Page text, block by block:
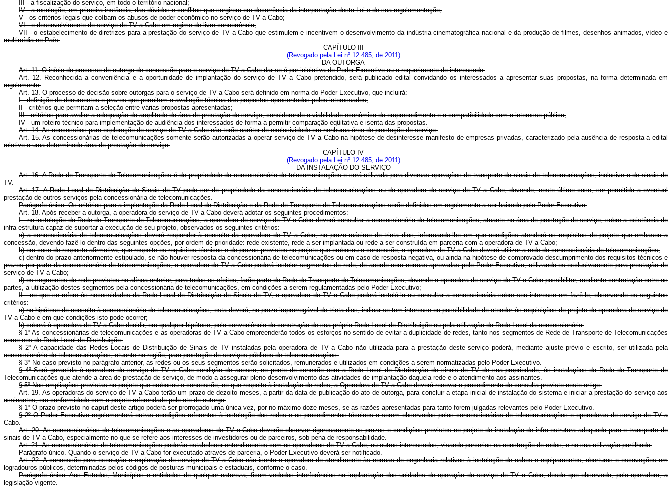
III - a fiscalização do serviço, em todo o território nacional;
IV - a resolução, em primeira instância, das dúvidas e conflitos que surgirem em decorrência da interpretação desta Lei e de sua regulamentação;
V - os critérios legais que coíbam os abusos de poder econômico no serviço de TV a Cabo;
VI - o desenvolvimento do serviço de TV a Cabo em regime de livre concorrência;
VII - o estabelecimento de diretrizes para a prestação do serviço de TV a Cabo que estimulem e incentivem o desenvolvimento da indústria cinematográfica nacional e da produção de filmes, desenhos animados, vídeo e
multimídia no País.
CAPÍTULO III
(Revogado pela Lei nº 12.485, de 2011)
DA OUTORGA
Art. 11. O início do processo de outorga de concessão para o serviço de TV a Cabo dar-se-á por iniciativa do Poder Executivo ou a requerimento do interessado.
Art. 12. Reconhecida a conveniência e a oportunidade de implantação do serviço de TV a Cabo pretendido, será publicado edital convidando os interessados a apresentar suas propostas, na forma determinada em
regulamento.
Art. 13. O processo de decisão sobre outorgas para o serviço de TV a Cabo será definido em norma do Poder Executivo, que incluirá:
I - definição de documentos e prazos que permitam a avaliação técnica das propostas apresentadas pelos interessados;
II - critérios que permitam a seleção entre várias propostas apresentadas;
III - critérios para avaliar a adequação da amplitude da área de prestação do serviço, considerando a viabilidade econômica do empreendimento e a compatibilidade com o interesse público;
IV - um roteiro técnico para implementação de audiência dos interessados de forma a permitir comparação eqüitativa e isenta das propostas.
Art. 14. As concessões para exploração do serviço de TV a Cabo não terão caráter de exclusividade em nenhuma área de prestação do serviço.
Art. 15. As concessionárias de telecomunicações somente serão autorizadas a operar serviço de TV a Cabo na hipótese de desinteresse manifesto de empresas privadas, caracterizado pela ausência de resposta a edital
relativo a uma determinada área de prestação de serviço.
CAPÍTULO IV
(Revogado pela Lei nº 12.485, de 2011)
DA INSTALAÇÃO DO SERVIÇO
Art. 16. A Rede de Transporte de Telecomunicações é de propriedade da concessionária de telecomunicações e será utilizada para diversas operações de transporte de sinais de telecomunicações, inclusive o de sinais de
TV.
Art. 17. A Rede Local de Distribuição de Sinais de TV pode ser de propriedade da concessionária de telecomunicações ou da operadora de serviço de TV a Cabo, devendo, neste último caso, ser permitida a eventual
prestação de outros serviços pela concessionária de telecomunicações.
Parágrafo único. Os critérios para a implantação da Rede Local de Distribuição e da Rede de Transporte de Telecomunicações serão definidos em regulamento a ser baixado pelo Poder Executivo.
Art. 18. Após receber a outorga, a operadora do serviço de TV a Cabo deverá adotar os seguintes procedimentos:
I - na instalação da Rede de Transporte de Telecomunicações, a operadora do serviço de TV a Cabo deverá consultar a concessionária de telecomunicações, atuante na área de prestação do serviço, sobre a existência de
infra-estrutura capaz de suportar a execução de seu projeto, observados os seguintes critérios:
a) a concessionária de telecomunicações deverá responder à consulta da operadora de TV a Cabo, no prazo máximo de trinta dias, informando-lhe em que condições atenderá os requisitos do projeto que embasou a
concessão, devendo fazê-lo dentro das seguintes opções, por ordem de prioridade: rede existente, rede a ser implantada ou rede a ser construída em parceria com a operadora de TV a Cabo;
b) em caso de resposta afirmativa, que respeite os requisitos técnicos e de prazos previstos no projeto que embasou a concessão, a operadora de TV a Cabo deverá utilizar a rede da concessionária de telecomunicações;
c) dentro do prazo anteriormente estipulado, se não houver resposta da concessionária de telecomunicações ou em caso de resposta negativa, ou ainda na hipótese de comprovado descumprimento dos requisitos técnicos e
prazos por parte da concessionária de telecomunicações, a operadora de TV a Cabo poderá instalar segmentos de rede, de acordo com normas aprovadas pelo Poder Executivo, utilizando-os exclusivamente para prestação do
serviço de TV a Cabo;
d) os segmentos de rede previstos na alínea anterior, para todos os efeitos, farão parte da Rede de Transporte de Telecomunicações, devendo a operadora do serviço de TV a Cabo possibilitar, mediante contratação entre as
partes, a utilização destes segmentos pela concessionária de telecomunicações, em condições a serem regulamentadas pelo Poder Executivo;
II - no que se refere às necessidades da Rede Local de Distribuição de Sinais de TV, a operadora de TV a Cabo poderá instalá-la ou consultar a concessionária sobre seu interesse em fazê-lo, observando os seguintes
critérios:
a) na hipótese de consulta à concessionária de telecomunicações, esta deverá, no prazo improrrogável de trinta dias, indicar se tem interesse ou possibilidade de atender às requisições do projeto da operadora do serviço de
TV a Cabo e em que condições isto pode ocorrer;
b) caberá à operadora de TV a Cabo decidir, em qualquer hipótese, pela conveniência da construção de sua própria Rede Local de Distribuição ou pela utilização da Rede Local da concessionária.
§ 1º As concessionárias de telecomunicações e as operadoras de TV a Cabo empreenderão todos os esforços no sentido de evitar a duplicidade de redes, tanto nos segmentos de Rede de Transporte de Telecomunicações
como nos de Rede Local de Distribuição.
§ 2º A capacidade das Redes Locais de Distribuição de Sinais de TV instaladas pela operadora de TV a Cabo não utilizada para a prestação deste serviço poderá, mediante ajuste prévio e escrito, ser utilizada pela
concessionária de telecomunicações, atuante na região, para prestação de serviços públicos de telecomunicações.
§ 3º No caso previsto no parágrafo anterior, as redes ou os seus segmentos serão solicitados, remunerados e utilizados em condições a serem normatizadas pelo Poder Executivo.
§ 4º Será garantida à operadora do serviço de TV a Cabo condição de acesso, no ponto de conexão com a Rede Local de Distribuição de sinais de TV de sua propriedade, às instalações da Rede de Transporte de
Telecomunicações que atende a área de prestação de serviço, de modo a assegurar pleno desenvolvimento das atividades de implantação daquela rede e o atendimento aos assinantes.
§ 5º Nas ampliações previstas no projeto que embasou a concessão, no que respeita à instalação de redes, a Operadora de TV a Cabo deverá renovar o procedimento de consulta previsto neste artigo.
Art. 19. As operadoras do serviço de TV a Cabo terão um prazo de dezoito meses, a partir da data de publicação do ato de outorga, para concluir a etapa inicial de instalação do sistema e iniciar a prestação do serviço aos
assinantes, em conformidade com o projeto referendado pelo ato de outorga.
§ 1º O prazo previsto nocaputdeste artigo poderá ser prorrogado uma única vez, por no máximo doze meses, se as razões apresentadas para tanto forem julgadas relevantes pelo Poder Executivo.
§ 2º O Poder Executivo regulamentará outras condições referentes à instalação das redes e os procedimentos técnicos a serem observados pelas concessionárias de telecomunicações e operadoras do serviço de TV a
Cabo.
Art. 20. As concessionárias de telecomunicações e as operadoras de TV a Cabo deverão observar rigorosamente os prazos e condições previstos no projeto de instalação de infra-estrutura adequada para o transporte de
sinais de TV a Cabo, especialmente no que se refere aos interesses de investidores ou de parceiros, sob pena de responsabilidade.
Art. 21. As concessionárias de telecomunicações poderão estabelecer entendimentos com as operadoras de TV a Cabo, ou outros interessados, visando parcerias na construção de redes, e na sua utilização partilhada.
Parágrafo único. Quando o serviço de TV a Cabo for executado através de parceria, o Poder Executivo deverá ser notificado.
Art. 22. A concessão para execução e exploração do serviço de TV a Cabo não isenta a operadora do atendimento às normas de engenharia relativas à instalação de cabos e equipamentos, aberturas e escavações em
logradouros públicos, determinadas pelos códigos de posturas municipais e estaduais, conforme o caso.
Parágrafo único. Aos Estados, Municípios e entidades de qualquer natureza, ficam vedadas interferências na implantação das unidades de operação do serviço de TV a Cabo, desde que observada, pela operadora, a
legislação vigente.